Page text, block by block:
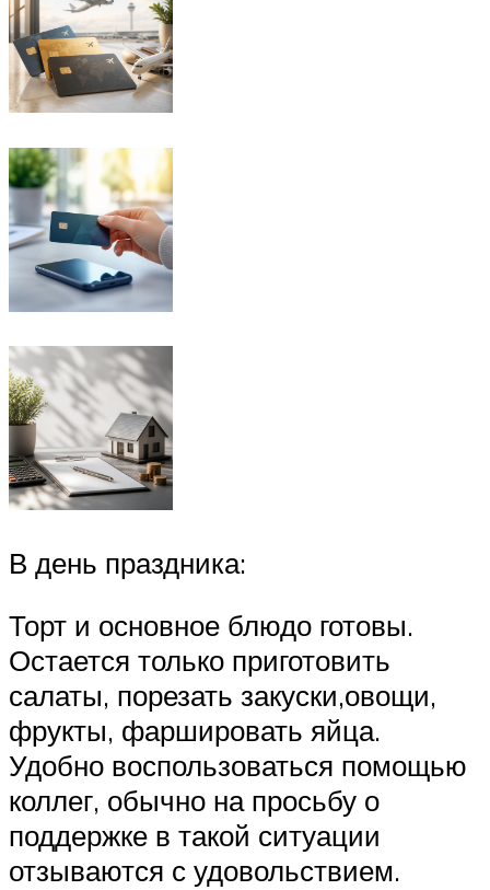
В день праздника:
Торт и основное блюдо готовы.
Остается только приготовить
салаты, порезать закуски,овощи,
фрукты, фаршировать яйца.
Удобно воспользоваться помощью
коллег, обычно на просьбу о
поддержке в такой ситуации
отзываются с удовольствием.